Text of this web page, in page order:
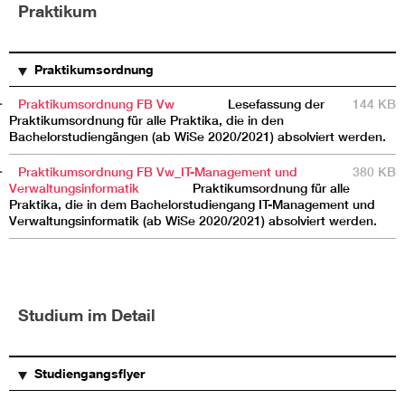
Praktikum
Praktikumsordnung
Praktikumsordnung FB Vw
Lesefassung der
Praktikumsordnung für alle Praktika, die in den
Bachelorstudiengängen (ab WiSe 2020/2021) absolviert werden.
144 KB
Praktikumsordnung FB Vw_IT-Management und
Verwaltungsinformatik
Praktikumsordnung für alle
Praktika, die in dem Bachelorstudiengang IT-Management und
Verwaltungsinformatik (ab WiSe 2020/2021) absolviert werden.
380 KB
Studium im Detail
Studiengangsflyer